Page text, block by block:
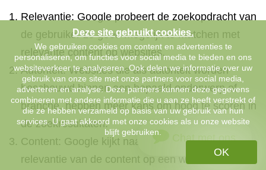
Relevantie: Google probeert de zoekopdracht van
de gebruiker zo goed mogelijk te matchen met
relevante content op websites.
Autoriteit: Websites die als autoriteit worden
beschouwd binnen een bepaald onderwerp of
branche, hebben meer kans om hoog te scoren in
de zoekresultaten.
Content: Google kijkt naar de kwaliteit en
relevantie van de content op een website,
Chat met ons
Deze site gebruikt cookies.
We gebruiken cookies om content en advertenties te
personaliseren, om functies voor social media te bieden en ons
websiteverkeer te analyseren. Ook delen we informatie over uw
gebruik van onze site met onze partners voor social media,
adverteren en analyse. Deze partners kunnen deze gegevens
combineren met andere informatie die u aan ze heeft verstrekt of
die ze hebben verzameld op basis van uw gebruik van hun
services. U gaat akkoord met onze cookies als u onze website
blijft gebruiken.
OK